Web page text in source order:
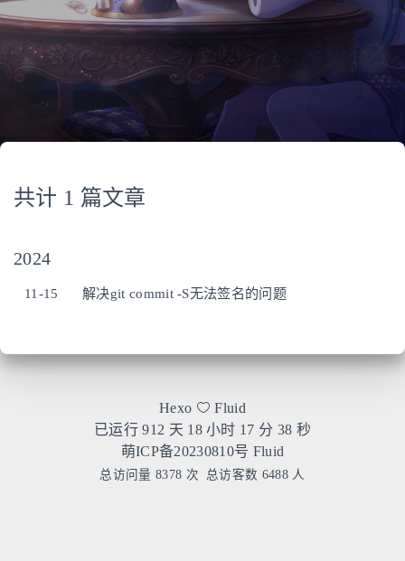
共计 1 篇文章
2024
11-15 解决git commit -S无法签名的问题
Hexo
Fluid
已运行 912 天 18 小时 17 分 38 秒
萌ICP备20230810号 Fluid
总访问量8378 次 总访客数 6488人